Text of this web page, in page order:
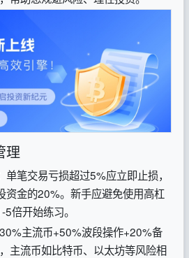
理
笔交易亏损超过5%应立即止损，
资金的20%‌。新手应避免使用高杠
倍开始练习‌。
主流币+50%波段操作+20%备
主流币如比特币、以太坊等风险相